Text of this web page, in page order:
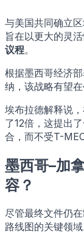
与美国共同确立
旨在以更大的灵活
议程。
根据墨西哥经济
纳，该战略有望在
埃布拉德解释说
了12倍，这提出
合，而不受T-
墨西哥–加
容？
尽管最终文件仍
路线图的关键领